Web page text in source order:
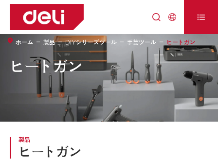
  
ヒートガン
ホーム 製品 DIYシリーズツール 手芸ツール ヒートガン
製品
ヒートガン